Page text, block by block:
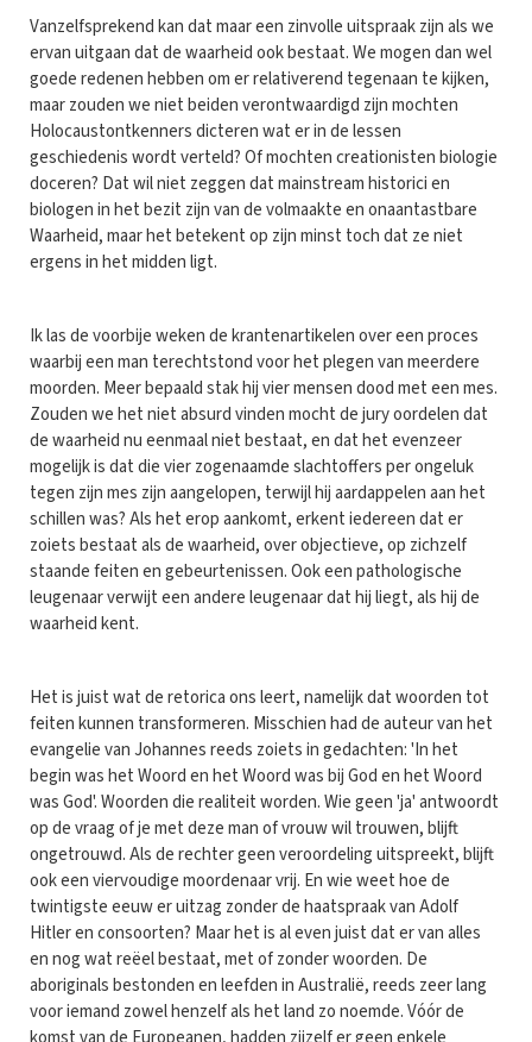
Vanzelfsprekend kan dat maar een zinvolle uitspraak zijn als we
ervan uitgaan dat de waarheid ook bestaat. We mogen dan wel
goede redenen hebben om er relativerend tegenaan te kijken,
maar zouden we niet beiden verontwaardigd zijn mochten
Holocaustontkenners dicteren wat er in de lessen
geschiedenis wordt verteld? Of mochten creationisten biologie
doceren? Dat wil niet zeggen dat mainstream historici en
biologen in het bezit zijn van de volmaakte en onaantastbare
Waarheid, maar het betekent op zijn minst toch dat ze niet
ergens in het midden ligt.
Ik las de voorbije weken de krantenartikelen over een proces
waarbij een man terechtstond voor het plegen van meerdere
moorden. Meer bepaald stak hij vier mensen dood met een mes.
Zouden we het niet absurd vinden mocht de jury oordelen dat
de waarheid nu eenmaal niet bestaat, en dat het evenzeer
mogelijk is dat die vier zogenaamde slachtoffers per ongeluk
tegen zijn mes zijn aangelopen, terwijl hij aardappelen aan het
schillen was? Als het erop aankomt, erkent iedereen dat er
zoiets bestaat als de waarheid, over objectieve, op zichzelf
staande feiten en gebeurtenissen. Ook een pathologische
leugenaar verwijt een andere leugenaar dat hij liegt, als hij de
waarheid kent.
Het is juist wat de retorica ons leert, namelijk dat woorden tot
feiten kunnen transformeren. Misschien had de auteur van het
evangelie van Johannes reeds zoiets in gedachten: 'In het
begin was het Woord en het Woord was bij God en het Woord
was God'. Woorden die realiteit worden. Wie geen 'ja' antwoordt
op de vraag of je met deze man of vrouw wil trouwen, blijft
ongetrouwd. Als de rechter geen veroordeling uitspreekt, blijft
ook een viervoudige moordenaar vrij. En wie weet hoe de
twintigste eeuw er uitzag zonder de haatspraak van Adolf
Hitler en consoorten? Maar het is al even juist dat er van alles
en nog wat reëel bestaat, met of zonder woorden. De
aboriginals bestonden en leefden in Australië, reeds zeer lang
voor iemand zowel henzelf als het land zo noemde. Vóór de